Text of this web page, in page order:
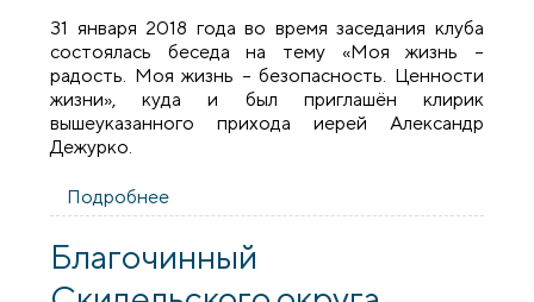
31 января 2018 года во время заседания клуба
состоялась беседа на тему «Моя жизнь –
радость. Моя жизнь – безопасность. Ценности
жизни», куда и был приглашён клирик
вышеуказанного прихода иерей Александр
Дежурко.
Подробнее
встреча на тему «Моя жизнь - радость»
Благочинный